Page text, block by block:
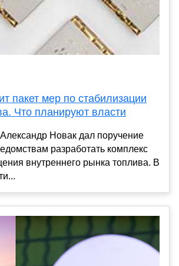
пакет мер по стабилизации
Что планируют власти
Новак дал поручение
разработать комплекс
внутреннего рынка топлива. В